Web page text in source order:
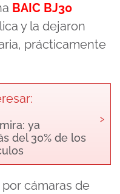
BAIC BJ30
y la dejaron
prácticamente
ya
del 30% de los
›
cámaras de